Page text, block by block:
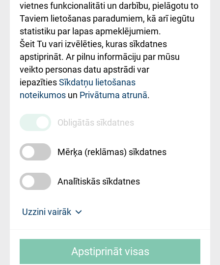
Rēķinu apmaksas
ceļvedis
Rekvizīti un
ārstniecības
iestādes kods
010000234
Maksas
pakalpojumu
cenrādis
vietnes funkcionalitāti un darbību, pielāgotu to
Taviem lietošanas paradumiem, kā arī iegūtu
statistiku par lapas apmeklējumiem.
Šeit Tu vari izvēlēties, kuras sīkdatnes
apstiprināt. Ar pilnu informāciju par mūsu
veikto personas datu apstrādi var
iepazītiesSīkdatņu lietošanas
noteikumos un Privātuma atrunā.
Obligātās sīkdatnes
Mērķa (reklāmas) sīkdatnes
Analītiskās sīkdatnes
Uzzini vairāk
slimnīca, turpmāk – Pārzinis, sīkdatņu
Apstiprināt visas